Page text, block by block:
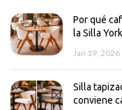
Por qué
la Silla
Jan 19, 2026
Silla
conviene